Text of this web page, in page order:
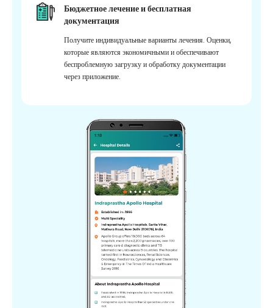
Бюджетное лечение и бесплатная
документация
Получите индивидуальные варианты лечения. Оценки,
которые являются экономичными и обеспечивают
беспроблемную загрузку и обработку документации
через приложение.